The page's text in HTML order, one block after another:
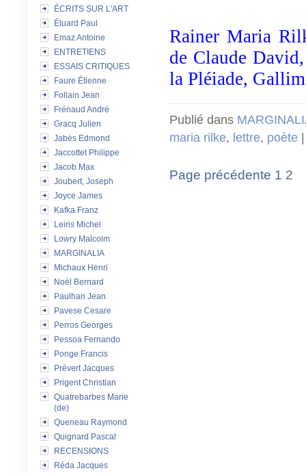
ÉCRITS SUR L'ART
Éluard Paul
Emaz Antoine
ENTRETIENS
ESSAIS CRITIQUES
Faure Étienne
Follain Jean
Frénaud André
Gracq Julien
Jabès Edmond
Jaccottet Philippe
Jacob Max
Joubert, Joseph
Joyce James
Kafka Franz
Leiris Michel
Lowry Malcolm
MARGINALIA
Michaux Henri
Noël Bernard
Paulhan Jean
Pavese Cesare
Perros Georges
Pessoa Fernando
Ponge Francis
Prévert Jacques
Prigent Christian
Quatrebarbes Marie
(de)
Queneau Raymond
Quignard Pascal
RECENSIONS
Réda Jacques
Rainer Maria
de Claude
la Pléiade,
Publié dans
maria rilke, lettre, poète
Page précédente 1 2